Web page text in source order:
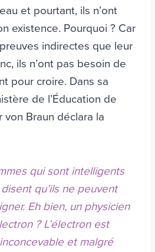
et pourtant, ils n’ont
existence. Pourquoi ? Car
indirectes que leur
ils n’ont pas besoin de
pour croire. Dans sa
de l’Éducation de
von Braun déclara la
qui sont intelligents
qu’ils ne peuvent
Eh bien, un physicien
? L’électron est
et malgré